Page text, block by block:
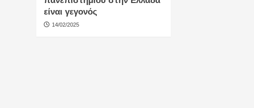
είναι γεγονός
14/02/2025